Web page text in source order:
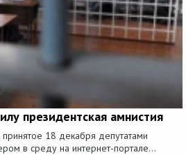
президентская амнистия
18 декабря депутатами
в среду на интернет-портале...